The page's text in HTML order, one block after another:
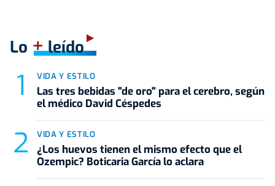
Lo +leído
VIDA Y ESTILO
Las tres bebidas "de oro" para el cerebro, según
el médico David Céspedes
VIDA Y ESTILO
¿Los huevos tienen el mismo efecto que el
Ozempic? Boticaria García lo aclara